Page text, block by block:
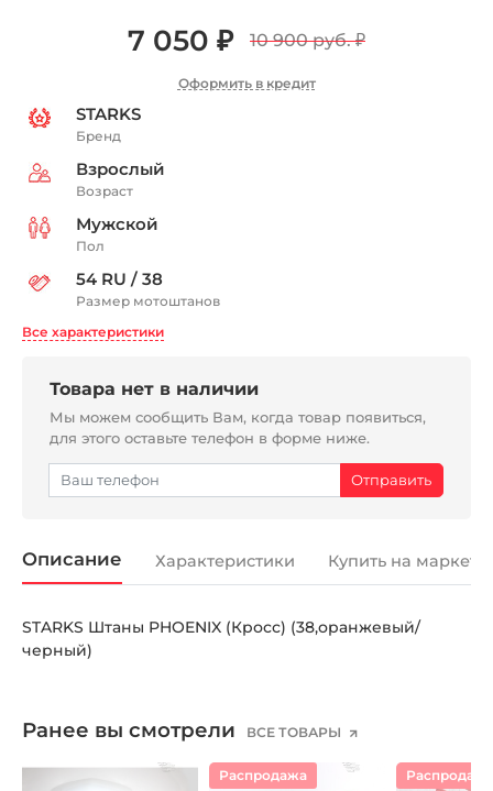
7 050 ₽ 10 900 руб.₽
Оформить в кредит
STARKS
Бренд
Взрослый
Возраст
Мужской
Пол
54 RU / 38
Размер мотоштанов
Все характеристики
Товара нет в наличии
Мы можем сообщить Вам, когда товар появиться,
для этого оставьте телефон в форме ниже.
Описание Характеристики Купить на
STARKS Штаны PHOENIX (Кросс) (38,оранжевый/
черный)
Ранее вы смотрели ВСЕ ТОВАРЫ
Распродажа Распродажа